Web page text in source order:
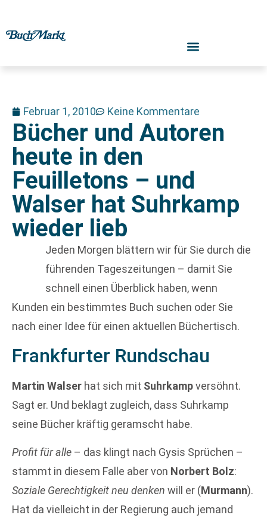
Februar 1, 2010 Keine Kommentare
Bücher und Autoren
heute in den
Feuilletons – und
Walser hat Suhrkamp
wieder lieb
Jeden Morgen blättern wir für Sie durch die
führenden Tageszeitungen – damit Sie
schnell einen Überblick haben, wenn
Kunden ein bestimmtes Buch suchen oder Sie
nach einer Idee für einen aktuellen Büchertisch.
Frankfurter Rundschau
Martin Walser hat sich mit Suhrkampversöhnt.
Sagt er. Und beklagt zugleich, dass Suhrkamp
seine Bücher kräftig geramscht habe.
Profit für alle – das klingt nach Gysis Sprüchen –
stammt in diesem Falle aber von Norbert Bolz:
Soziale Gerechtigkeit neu denken will er (Murmann).
Hat da vielleicht in der Regierung auch jemand